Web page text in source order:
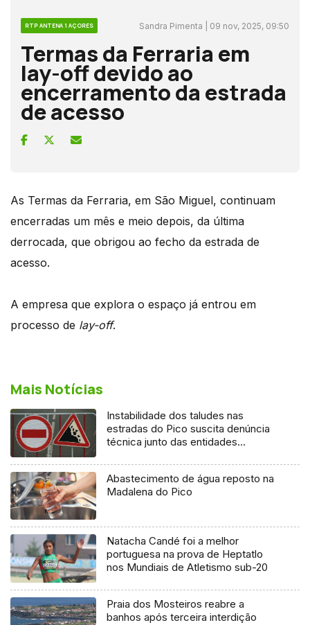
RTP ANTENA 1 AÇORES Sandra Pimenta | 09 nov, 2025, 09:50
Termas da Ferraria em
lay-off devido ao
encerramento da estrada
de acesso
As Termas da Ferraria, em São Miguel, continuam
encerradas um mês e meio depois, da última
derrocada, que obrigou ao fecho da estrada de
acesso.
A empresa que explora o espaço já entrou em
processo de lay-off.
Mais Notícias
Instabilidade dos taludes nas
estradas do Pico suscita denúncia
técnica junto das entidades
Abastecimento de água reposto na
Madalena do Pico
Natacha Candé foi a melhor
portuguesa na prova de Heptatlo
nos Mundiais de Atletismo sub-20
Praia dos Mosteiros reabre a
banhos após terceira interdição